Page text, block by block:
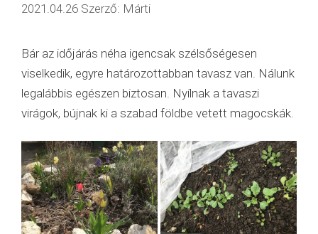
2021.04.26 Szerző: Márti
Bár az időjárás néha igencsak szélsőségesen
viselkedik, egyre határozottabban tavasz van. Nálunk
legalábbis egészen biztosan. Nyílnak a tavaszi
virágok, bújnak ki a szabad földbe vetett magocskák.